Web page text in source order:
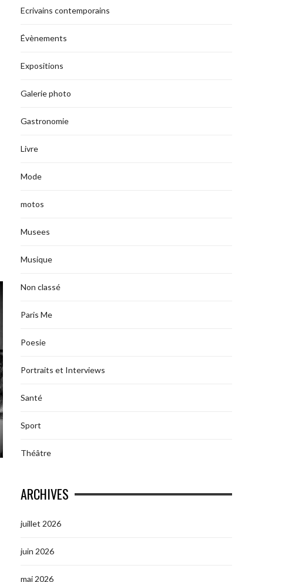
Ecrivains contemporains
Évènements
Expositions
Galerie photo
Gastronomie
Livre
Mode
motos
Musees
Musique
Non classé
Paris Me
Poesie
Portraits et Interviews
Santé
Sport
Théâtre
ARCHIVES
juillet 2026
juin 2026
mai 2026